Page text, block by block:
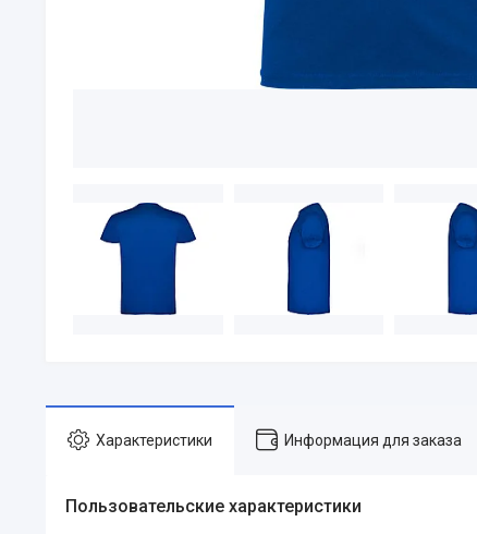
Характеристики Информация для заказа
Пользовательские характеристики